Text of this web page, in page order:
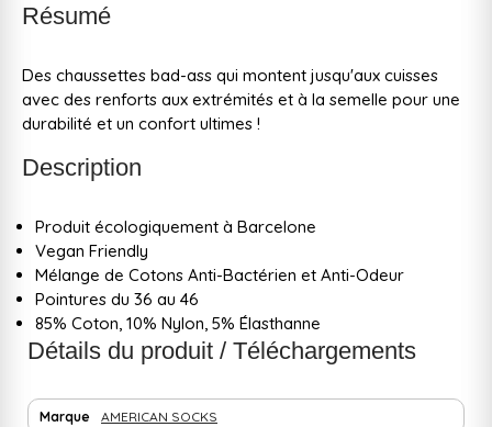
Résumé
Des chaussettes bad-ass qui montent jusqu'aux cuisses
avec des renforts aux extrémités et à la semelle pour une
durabilité et un confort ultimes !
Description
Produit écologiquement à Barcelone
Vegan Friendly
Mélange de Cotons Anti-Bactérien et Anti-Odeur
Pointures du 36 au 46
85% Coton, 10% Nylon, 5% Élasthanne
Détails du produit / Téléchargements
Marque AMERICAN SOCKS